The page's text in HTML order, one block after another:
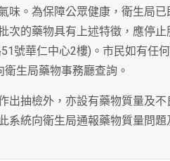
味。為保障公眾健康，衛生局
次的藥物具有上述特徵，應停
號華仁中心2樓)。市民如有任
生局藥物事務廳查詢。
出抽檢外，亦設有藥物質量及不
系統向衛生局通報藥物質量問題